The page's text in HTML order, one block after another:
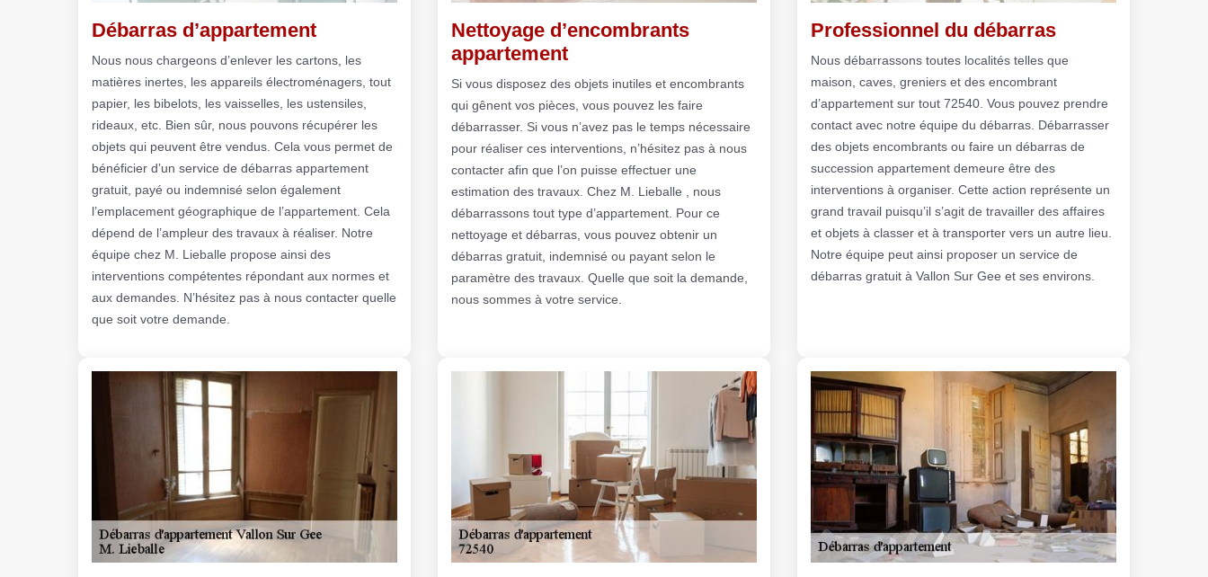
Débarras d’appartement
Nous nous chargeons d’enlever les cartons, les
matières inertes, les appareils électroménagers, tout
papier, les bibelots, les vaisselles, les ustensiles,
rideaux, etc. Bien sûr, nous pouvons récupérer les
objets qui peuvent être vendus. Cela vous permet de
bénéficier d’un service de débarras appartement
gratuit, payé ou indemnisé selon également
l’emplacement géographique de l’appartement. Cela
dépend de l’ampleur des travaux à réaliser. Notre
équipe chez M. Lieballe propose ainsi des
interventions compétentes répondant aux normes et
aux demandes. N’hésitez pas à nous contacter quelle
que soit votre demande.
Nettoyage d’encombrants
appartement
Si vous disposez des objets inutiles et encombrants
qui gênent vos pièces, vous pouvez les faire
débarrasser. Si vous n’avez pas le temps nécessaire
pour réaliser ces interventions, n’hésitez pas à nous
contacter afin que l’on puisse effectuer une
estimation des travaux. Chez M. Lieballe , nous
débarrassons tout type d’appartement. Pour ce
nettoyage et débarras, vous pouvez obtenir un
débarras gratuit, indemnisé ou payant selon le
paramètre des travaux. Quelle que soit la demande,
nous sommes à votre service.
Professionnel du débarras
Nous débarrassons toutes localités telles que
maison, caves, greniers et des encombrant
d’appartement sur tout 72540. Vous pouvez prendre
contact avec notre équipe du débarras. Débarrasser
des objets encombrants ou faire un débarras de
succession appartement demeure être des
interventions à organiser. Cette action représente un
grand travail puisqu’il s’agit de travailler des affaires
et objets à classer et à transporter vers un autre lieu.
Notre équipe peut ainsi proposer un service de
débarras gratuit à Vallon Sur Gee et ses environs.